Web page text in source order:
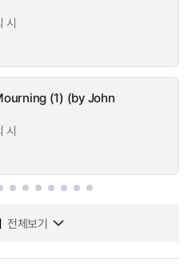
시
(1) (by John
시
전체보기